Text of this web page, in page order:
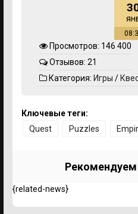
Просмотров: 146 400
Отзывов: 21
Категория: Игры /
Ключевые теги:
Quest
Puzzles
{related-news}